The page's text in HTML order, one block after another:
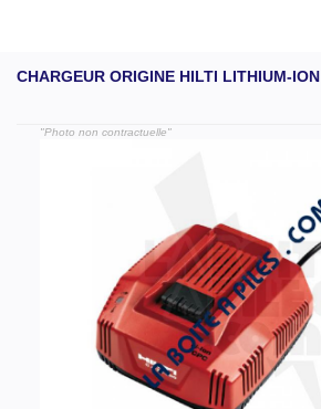
CHARGEUR ORIGINE HILTI LITHIUM-ION
"Photo non contractuelle"